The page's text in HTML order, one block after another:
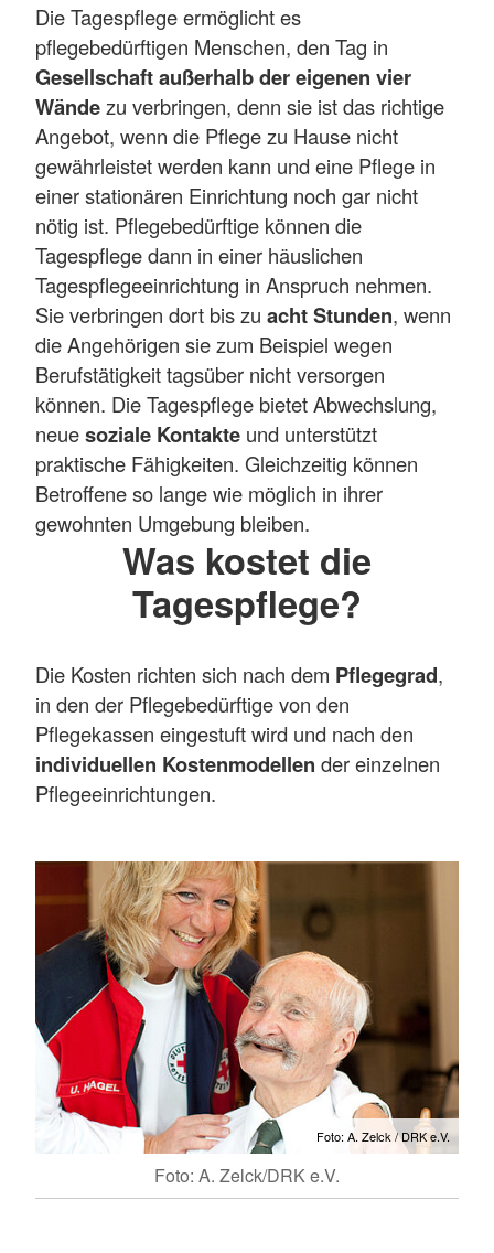
Die Tagespflege ermöglicht es
pflegebedürftigen Menschen, den Tag in
Gesellschaft außerhalb der eigenen vier
Wändezu verbringen, denn sie ist das richtige
Angebot, wenn die Pflege zu Hause nicht
gewährleistet werden kann und eine Pflege in
einer stationären Einrichtung noch gar nicht
nötig ist. Pflegebedürftige können die
Tagespflege dann in einer häuslichen
Tagespflegeeinrichtung in Anspruch nehmen.
Sie verbringen dort bis zu acht Stunden, wenn
die Angehörigen sie zum Beispiel wegen
Berufstätigkeit tagsüber nicht versorgen
können. Die Tagespflege bietet Abwechslung,
neuesoziale Kontakte und unterstützt
praktische Fähigkeiten. Gleichzeitig können
Betroffene so lange wie möglich in ihrer
gewohnten Umgebung bleiben.
Was kostet die
Tagespflege?
Die Kosten richten sich nach dem Pflegegrad,
in den der Pflegebedürftige von den
Pflegekassen eingestuft wird und nach den
individuellen Kostenmodellen der einzelnen
Pflegeeinrichtungen.
Foto: A. Zelck / DRK e.V.
Foto: A. Zelck/DRK e.V.